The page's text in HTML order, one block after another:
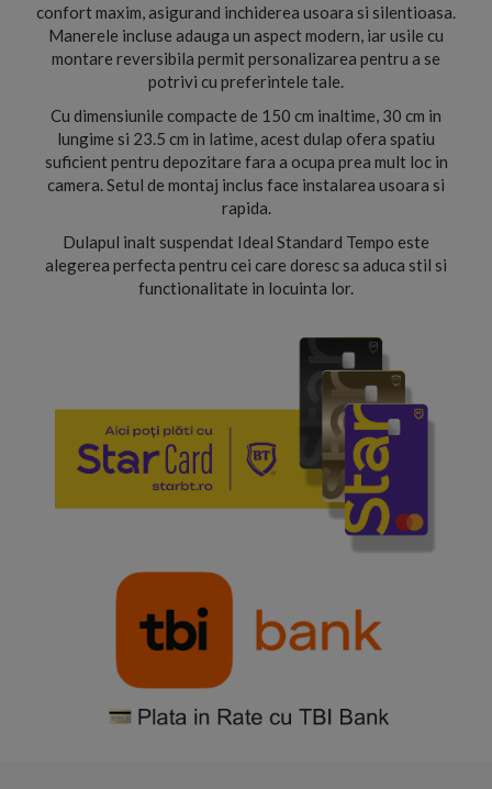
confort maxim, asigurand inchiderea usoara si silentioasa.
Manerele incluse adauga un aspect modern, iar usile cu
montare reversibila permit personalizarea pentru a se
potrivi cu preferintele tale.
Cu dimensiunile compacte de 150 cm inaltime, 30 cm in
lungime si 23.5 cm in latime, acest dulap ofera spatiu
suficient pentru depozitare fara a ocupa prea mult loc in
camera. Setul de montaj inclus face instalarea usoara si
rapida.
Dulapul inalt suspendat Ideal Standard Tempo este
alegerea perfecta pentru cei care doresc sa aduca stil si
functionalitate in locuinta lor.